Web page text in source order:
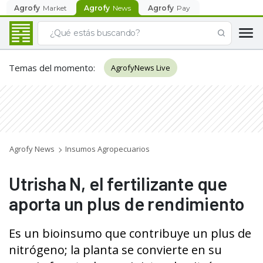
Agrofy Market Agrofy News Agrofy Pay
Temas del momento: AgrofyNews Live
Agrofy News Insumos Agropecuarios
Utrisha N, el fertilizante que
aporta un plus de rendimiento
Es un bioinsumo que contribuye un plus de
nitrógeno; la planta se convierte en su